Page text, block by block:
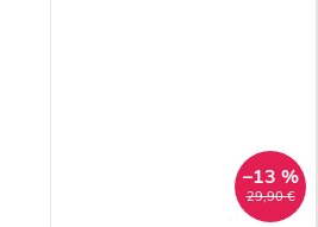
29,90 €
–13 %